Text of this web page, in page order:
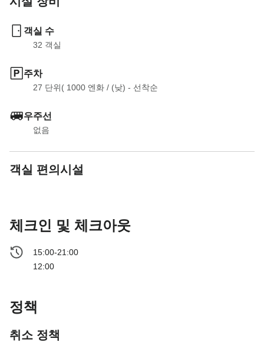
객실 수
32 객실
주차
27 단위( 1000 엔화 / (낮) - 선착순
우주선
없음
객실 편의시설
체크인 및 체크아웃
15:00-21:00
12:00
정책
취소 정책